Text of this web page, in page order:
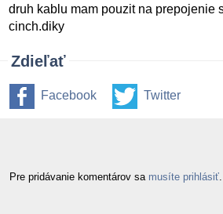
druh kablu mam pouzit na prepojenie
cinch.diky
Zdieľať
Facebook Twitter
Pre pridávanie komentárov sa musíte prihlásiť